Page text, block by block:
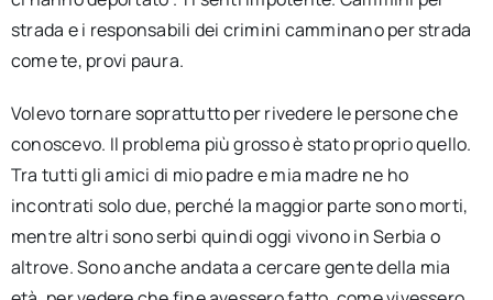
strada e i responsabili dei crimini camminano per strada
come te, provi paura.
Volevo tornare soprattutto per rivedere le persone che
conoscevo. Il problema più grosso è stato proprio quello.
Tra tutti gli amici di mio padre e mia madre ne ho
incontrati solo due, perché la maggior parte sono morti,
mentre altri sono serbi quindi oggi vivono in Serbia o
altrove. Sono anche andata a cercare gente della mia